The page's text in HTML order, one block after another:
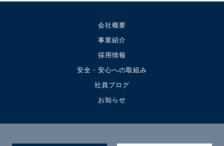
会社概要
事業紹介
採用情報
安全・安心への取組み
社員ブログ
お知らせ